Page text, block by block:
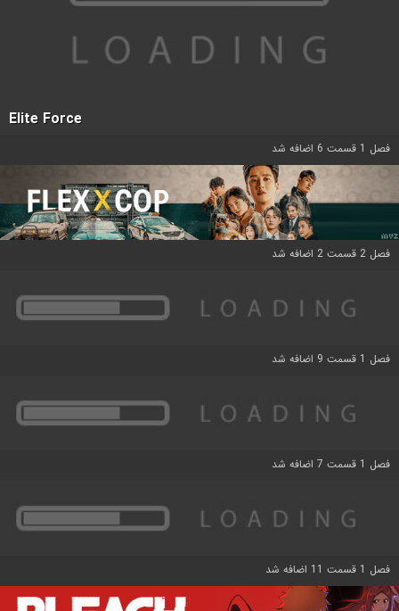
Elite Force
فصل 1 قسمت 6 اضافه شد
فصل 2 قسمت 2 اضافه شد
فصل 1 قسمت 9 اضافه شد
فصل 1 قسمت 7 اضافه شد
فصل 1 قسمت 11 اضافه شد